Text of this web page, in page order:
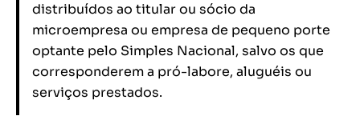
distribuídos ao titular ou sócio da
microempresa ou empresa de pequeno porte
optante pelo Simples Nacional, salvo os que
corresponderem a pró-labore, aluguéis ou
serviços prestados.